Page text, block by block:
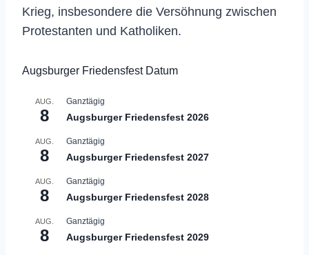
Krieg, insbesondere die Versöhnung zwischen
Protestanten und Katholiken.
Augsburger Friedensfest Datum
AUG.
8
Ganztägig
Augsburger Friedensfest 2026
AUG.
8
Ganztägig
Augsburger Friedensfest 2027
AUG.
8
Ganztägig
Augsburger Friedensfest 2028
AUG.
8
Ganztägig
Augsburger Friedensfest 2029